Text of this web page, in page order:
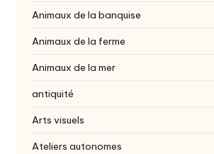
Animaux de la banquise
Animaux de la ferme
Animaux de la mer
antiquité
Arts visuels
Ateliers autonomes